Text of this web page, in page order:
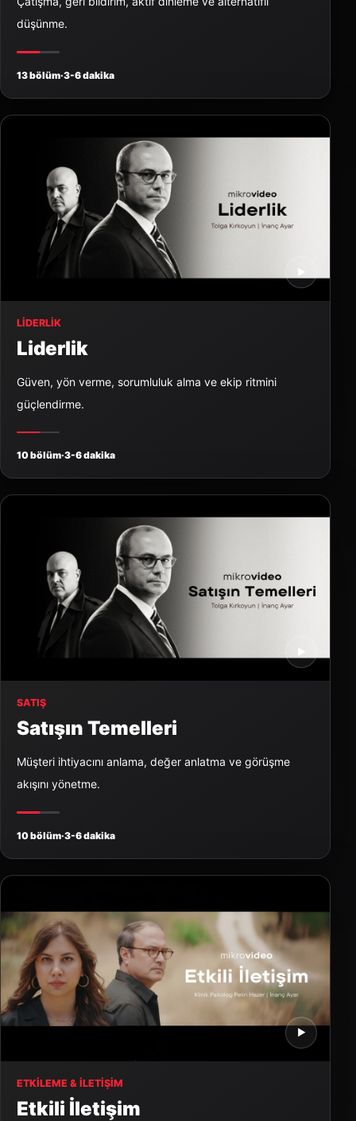
düşünme.
13 bölüm·3-6 dakika
▶
LIDERLIK
Liderlik
Güven, yön verme, sorumluluk alma ve ekip ritmini
güçlendirme.
10 bölüm·3-6 dakika
▶
SATIŞ
Satışın Temelleri
Müşteri ihtiyacını anlama, değer anlatma ve görüşme
akışını yönetme.
10 bölüm·3-6 dakika
▶
ETKILEME & İLETIŞIM
Etkili İletişim